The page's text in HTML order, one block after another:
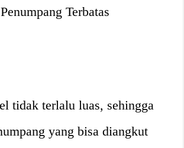
Terbatas
tidak terlalu luas, sehingga
yang bisa diangkut